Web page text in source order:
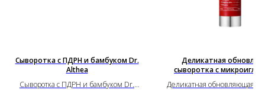
Сыворотка с ПДРН и бамбуком Dr.
Althea
Сыворотка с ПДРН и бамбуком Dr.
Деликатная
сыворотка с
Деликатная обновляющая